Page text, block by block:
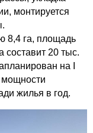
монтируется
8,4 га, площадь
составит 20 тыс.
на I
мощности
жилья в год.